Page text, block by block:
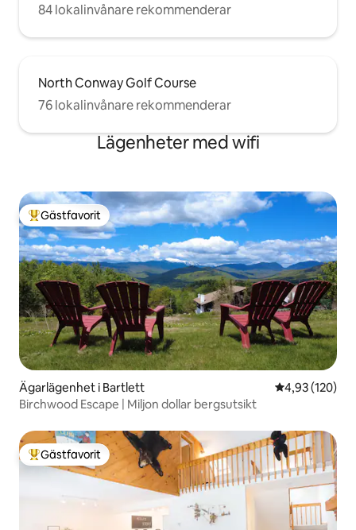
84 lokalinvånare rekommenderar
North Conway Golf Course
76 lokalinvånare rekommenderar
Lägenheter med wifi
Populär gästfavorit
Gästfavorit
Ägarlägenhet i Bartlett 4,93 av 5 i
4,93 (120)
Birchwood Escape | Miljon dollar bergsutsikt
Populär gästfavorit
Gästfavorit